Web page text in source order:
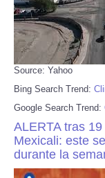
Source: Yahoo
Bing Search Trend:
Google Search Trend:
ALERTA tras
Mexicali: este
durante la